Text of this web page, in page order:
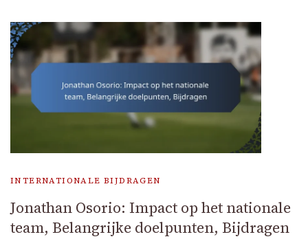
INTERNATIONALE BIJDRAGEN
Jonathan Osorio: Impact op het nationale
team, Belangrijke doelpunten, Bijdragen